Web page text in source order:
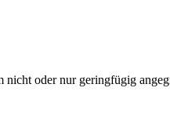
oder nur geringfügig